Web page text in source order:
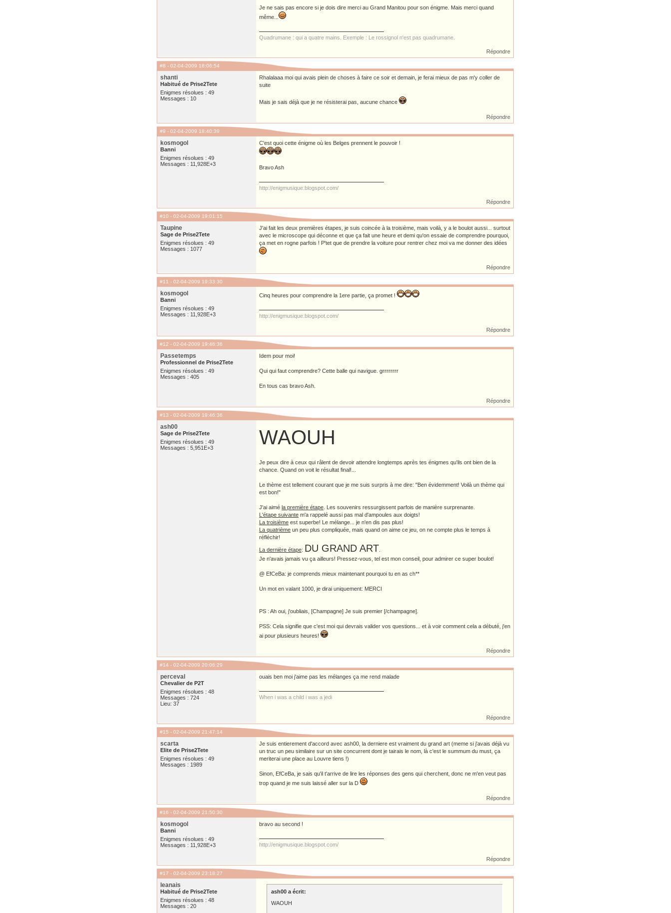
Je ne sais pas encore si je dois dire merci au Grand Manitou pour son énigme. Mais merci quand
même...
Quadrumane : qui a quatre mains. Exemple : Le rossignol n'est pas quadrumane.
Répondre
#8 - 02-04-2009 18:06:54
shanti
Habitué de Prise2Tete
Enigmes résolues : 49
Messages : 10
Rhalalaaa moi qui avais plein de choses à faire ce soir et demain, je ferai mieux de pas m'y coller de
suite
Mais je sais déjà que je ne résisterai pas, aucune chance
Répondre
#9 - 02-04-2009 18:40:39
kosmogol
Banni
Enigmes résolues : 49
Messages : 11,928E+3
C'est quoi cette énigme où les Belges prennent le pouvoir !
Bravo Ash
http://enigmusique.blogspot.com/
Répondre
#10 - 02-04-2009 19:01:15
Taupine
Sage de Prise2Tete
Enigmes résolues : 49
Messages : 1077
J'ai fait les deux premières étapes, je suis coincée à la troisième, mais voilà, y a le boulot aussi... surtout
avec le microscope qui déconne et que ça fait une heure et demi qu'on essaie de comprendre pourquoi,
ça met en rogne parfois ! P'tet que de prendre la voiture pour rentrer chez moi va me donner des idées
Répondre
#11 - 02-04-2009 19:33:30
kosmogol
Banni
Enigmes résolues : 49
Messages : 11,928E+3
Cinq heures pour comprendre la 1ere partie, ça promet !
http://enigmusique.blogspot.com/
Répondre
#12 - 02-04-2009 19:46:36
Passetemps
Professionnel de Prise2Tete
Enigmes résolues : 49
Messages : 405
Idem pour moi!
Qui qui faut comprendre? Cette balle qui navigue. grrrrrrrr
En tous cas bravo Ash.
Répondre
#13 - 02-04-2009 19:46:36
ash00
Sage de Prise2Tete
Enigmes résolues : 49
Messages : 5,951E+3
WAOUH
Je peux dire à ceux qui râlent de devoir attendre longtemps après tes énigmes qu'ils ont bien de la
chance. Quand on voit le résultat final!...
Le thème est tellement courant que je me suis surpris à me dire: "Ben évidemment! Voilà un thème qui
est bon!"
J'ai aimé la première étape . Les souvenirs ressurgissent parfois de manière surprenante.
L'étape suivante m'a rappelé aussi pas mal d'ampoules aux doigts!
La troisième est superbe! Le mélange... je n'en dis pas plus!
La quatrième un peu plus compliquée, mais quand on aime ce jeu, on ne compte plus le temps à
réfléchir!
La dernière étape: DU GRAND ART
Je n'avais jamais vu ça ailleurs! Pressez-vous, tel est mon conseil, pour admirer ce super boulot!
@ EfCeBa: je comprends mieux maintenant pourquoi tu en as ch**
Un mot en valant 1000, je dirai uniquement: MERCI
PS : Ah oui, j'oubliais, [Champagne] Je suis premier [/champagne].
PSS: Cela signifie que c'est moi qui devrais valider vos questions... et à voir comment cela a débuté, j'en
ai pour plusieurs heures!
Répondre
#14 - 02-04-2009 20:06:29
perceval
Chevalier de P2T
Enigmes résolues : 48
Messages : 724
Lieu: 37
ouais ben moi j'aime pas les mélanges ça me rend malade
When i was a child i was a jedi
Répondre
#15 - 02-04-2009 21:47:14
scarta
Elite de Prise2Tete
Enigmes résolues : 49
Messages : 1989
Je suis entierement d'accord avec ash00, la derniere est vraiment du grand art (meme si j'avais déjà vu
un truc un peu similaire sur un site concurrent dont je tairais le nom, là c'est le summum du must, ça
meriterai une place au Louvre tiens !)
Sinon, EfCeBa, je sais qu'il t'arrive de lire les réponses des gens qui cherchent, donc ne m'en veut pas
trop quand je me suis laissé aller sur la D
Répondre
#16 - 02-04-2009 21:50:30
kosmogol
Banni
Enigmes résolues : 49
Messages : 11,928E+3
bravo au second !
http://enigmusique.blogspot.com/
Répondre
#17 - 02-04-2009 23:18:27
leanais
Habitué de Prise2Tete
Enigmes résolues : 48
Messages : 20
ash00 a écrit:
WAOUH